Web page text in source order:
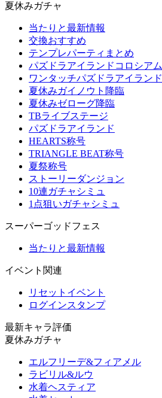
夏休みガチャ
当たりと最新情報
交換おすすめ
テンプレパーティまとめ
パズドラアイランドコロシアム
ワンタッチパズドラアイランド
夏休みガイノウト降臨
夏休みゼローグ降臨
TBライブステージ
パズドラアイランド
HEARTS称号
TRIANGLE BEAT称号
夏祭称号
ストーリーダンジョン
10連ガチャシミュ
1点狙いガチャシミュ
スーパーゴッドフェス
当たりと最新情報
イベント関連
リセットイベント
ログインスタンプ
最新キャラ評価
夏休みガチャ
エルフリーデ&フィアメル
ラビリル&ルウ
水着ヘスティア